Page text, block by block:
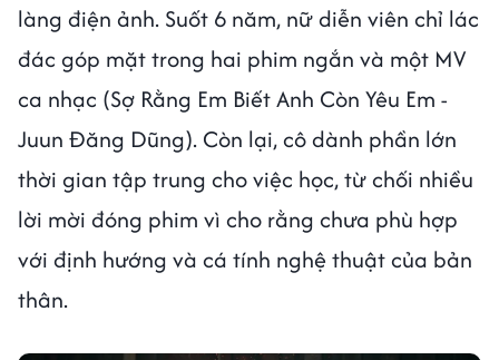
làng điện ảnh. Suốt 6 năm, nữ diễn viên chỉ lác
đác góp mặt trong hai phim ngắn và một MV
ca nhạc (Sợ Rằng Em Biết Anh Còn Yêu Em -
Juun Đăng Dũng). Còn lại, cô dành phần lớn
thời gian tập trung cho việc học, từ chối nhiều
lời mời đóng phim vì cho rằng chưa phù hợp
với định hướng và cá tính nghệ thuật của bản
thân.